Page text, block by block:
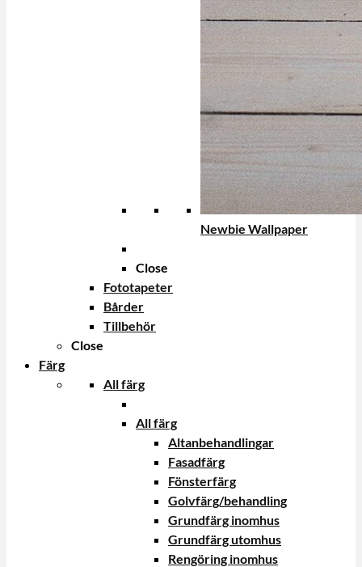
Newbie Wallpaper
Close
Fototapeter
Bårder
Tillbehör
Close
Färg
All färg
All färg
Altanbehandlingar
Fasadfärg
Fönsterfärg
Golvfärg/behandling
Grundfärg inomhus
Grundfärg utomhus
Rengöring inomhus